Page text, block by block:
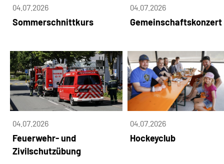
04.07.2026
Sommerschnittkurs
04.07.2026
Gemeinschaftskonzert
04.07.2026
Feuerwehr- und
Zivilschutzübung
04.07.2026
Hockeyclub